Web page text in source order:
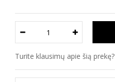
Turite klausimų apie šią prekę?